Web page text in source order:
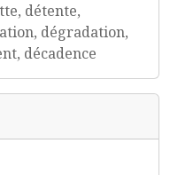
détente,
dégradation,
décadence